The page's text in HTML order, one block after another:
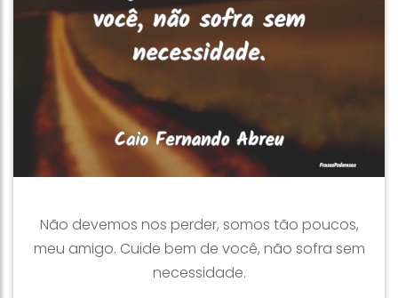
Não devemos nos perder, somos tão poucos,
meu amigo. Cuide bem de você, não sofra sem
necessidade.